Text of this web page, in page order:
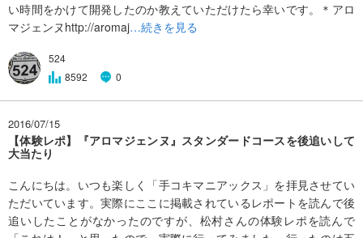
い時間をかけて開発したのか教えていただけたら幸いです。＊アロ
マジェンヌhttp://aromaj…続きを見る
524
8592
0
2016/07/15
【体験レポ】『アロマジェンヌ』スタンダードコースを後追いして
大当たり
こんにちは。いつも楽しく「手コキマニアックス」を拝見させてい
ただいています。実際にここに掲載されているレポートを読んで後
追いしたことがなかったのですが、松村さんの体験レポを読んで